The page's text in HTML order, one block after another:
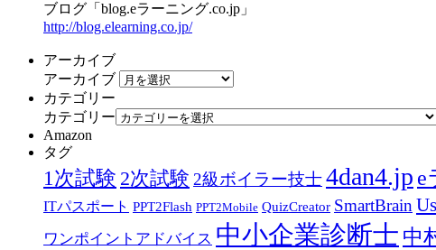
ブログ「blog.eラーニング.co.jp」
http://blog.elearning.co.jp/
アーカイブ
アーカイブ
カテゴリー
カテゴリー
Amazon
タグ
1次試験 2次試験 2級ボイラー技士4dan4.jp e
ITパスポート PPT2Flash PPT2Mobile QuizCreator SmartBrain
ワンポイントアドバイス 中小企業診断士 中